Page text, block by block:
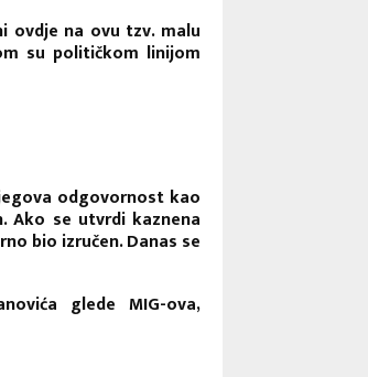
ovdje na ovu tzv. malu
su političkom linijom
odgovornost kao
se utvrdi kaznena
bio izručen. Danas se
glede MIG-ova,